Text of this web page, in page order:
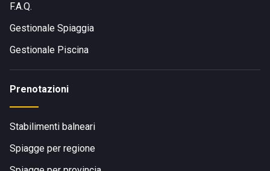
F.A.Q.
Gestionale Spiaggia
Gestionale Piscina
Prenotazioni
Stabilimenti balneari
Spiagge per regione